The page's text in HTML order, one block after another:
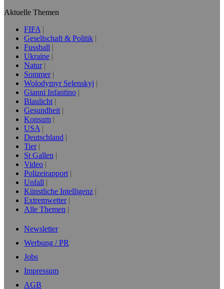
Aktuelle Themen
FIFA
Gesellschaft & Politik
Fussball
Ukraine
Natur
Sommer
Wolodymyr Selenskyj
Gianni Infantino
Blaulicht
Gesundheit
Konsum
USA
Deutschland
Tier
St Gallen
Video
Polizeirapport
Unfall
Künstliche Intelligenz
Extremwetter
Alle Themen
Newsletter
Werbung / PR
Jobs
Impressum
AGB